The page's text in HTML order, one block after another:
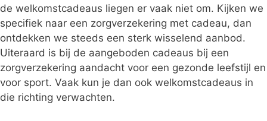
de welkomstcadeaus liegen er vaak niet om. Kijken we
specifiek naar een zorgverzekering met cadeau, dan
ontdekken we steeds een sterk wisselend aanbod.
Uiteraard is bij de aangeboden cadeaus bij een
zorgverzekering aandacht voor een gezonde leefstijl en
voor sport. Vaak kun je dan ook welkomstcadeaus in
die richting verwachten.